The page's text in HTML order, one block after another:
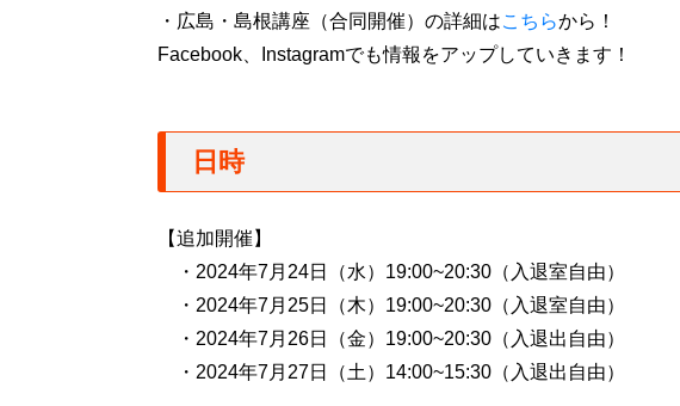
・広島・島根講座（合同開催）の詳細はこちらから！
Facebook、Instagramでも情報をアップしていきます！
日時
【追加開催】
・2024年7月24日（水）19:00~20:30（入退室自由）
・2024年7月25日（木）19:00~20:30（入退室自由）
・2024年7月26日（金）19:00~20:30（入退出自由）
・2024年7月27日（土）14:00~15:30（入退出自由）